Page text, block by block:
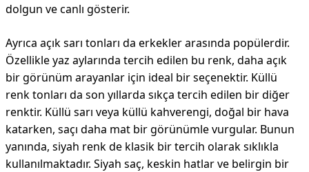
dolgun ve canlı gösterir.
Ayrıca açık sarı tonları da erkekler arasında popülerdir.
Özellikle yaz aylarında tercih edilen bu renk, daha açık
bir görünüm arayanlar için ideal bir seçenektir. Küllü
renk tonları da son yıllarda sıkça tercih edilen bir diğer
renktir. Küllü sarı veya küllü kahverengi, doğal bir hava
katarken, saçı daha mat bir görünümle vurgular. Bunun
yanında, siyah renk de klasik bir tercih olarak sıklıkla
kullanılmaktadır. Siyah saç, keskin hatlar ve belirgin bir